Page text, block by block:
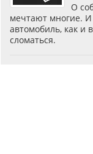
О
мечтают многие.
автомобиль, как и
сломаться.